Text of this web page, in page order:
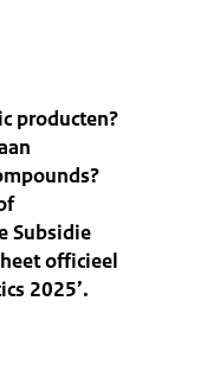
producten?
Subsidie
officieel
2025’.